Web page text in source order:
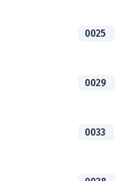
0025
0029
0033